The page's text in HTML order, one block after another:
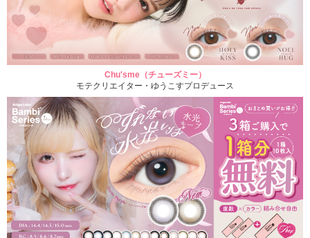
Chu'sme（チューズミー）
モテクリエイター・ゆうこすプロデュース